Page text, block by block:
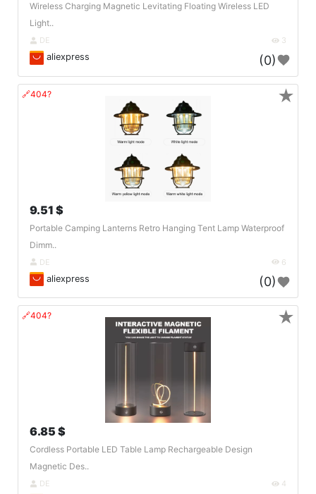
Wireless Charging Magnetic Levitating Floating Wireless LED
Light..
DE 3
aliexpress (0)
🔗404?
9.51 $
Portable Camping Lanterns Retro Hanging Tent Lamp Waterproof
Dimm..
DE 6
aliexpress (0)
★
🔗404?
6.85 $
Cordless Portable LED Table Lamp Rechargeable Design
Magnetic Des..
DE 4
★